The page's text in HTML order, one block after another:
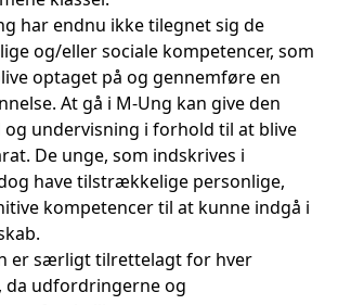
har endnu ikke tilegnet sig de
og/eller sociale kompetencer, som
optaget på og gennemføre en
At gå i M-Ung kan give den
undervisning i forhold til at blive
De unge, som indskrives i
have tilstrækkelige personlige,
kompetencer til at kunne indgå i
er særligt tilrettelagt for hver
da udfordringerne og